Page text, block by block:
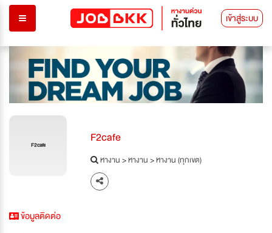
เข้าสู่ระบบ
F2cafe F2cafe
หางาน>หางาน>หางาน (ทุกเขต)
ข้อมูลติดต่อ